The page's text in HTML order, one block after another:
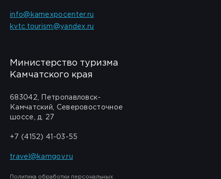
info@kamexpocenter.ru
kvtc.tourism@yandex.ru
Министерство туризма
Камчатского края
683042, Петропавловск-
Камчатский, Северовосточное
шоссе, д. 27
+7 (4152) 41-03-55
travel@kamgov.ru
Политика обработки персональных